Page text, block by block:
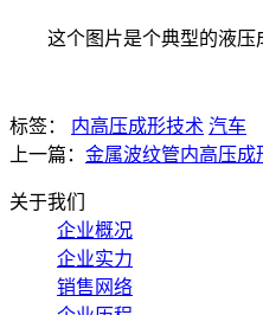
这个图片是个典型的液压
标签： 内高压成形技术 汽车
上一篇： 金属波纹管内高压成
关于我们
企业概况
企业实力
销售网络